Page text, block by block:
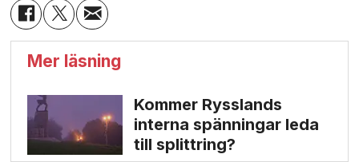
Mer läsning
Kommer Rysslands
interna spänningar leda
till splittring?